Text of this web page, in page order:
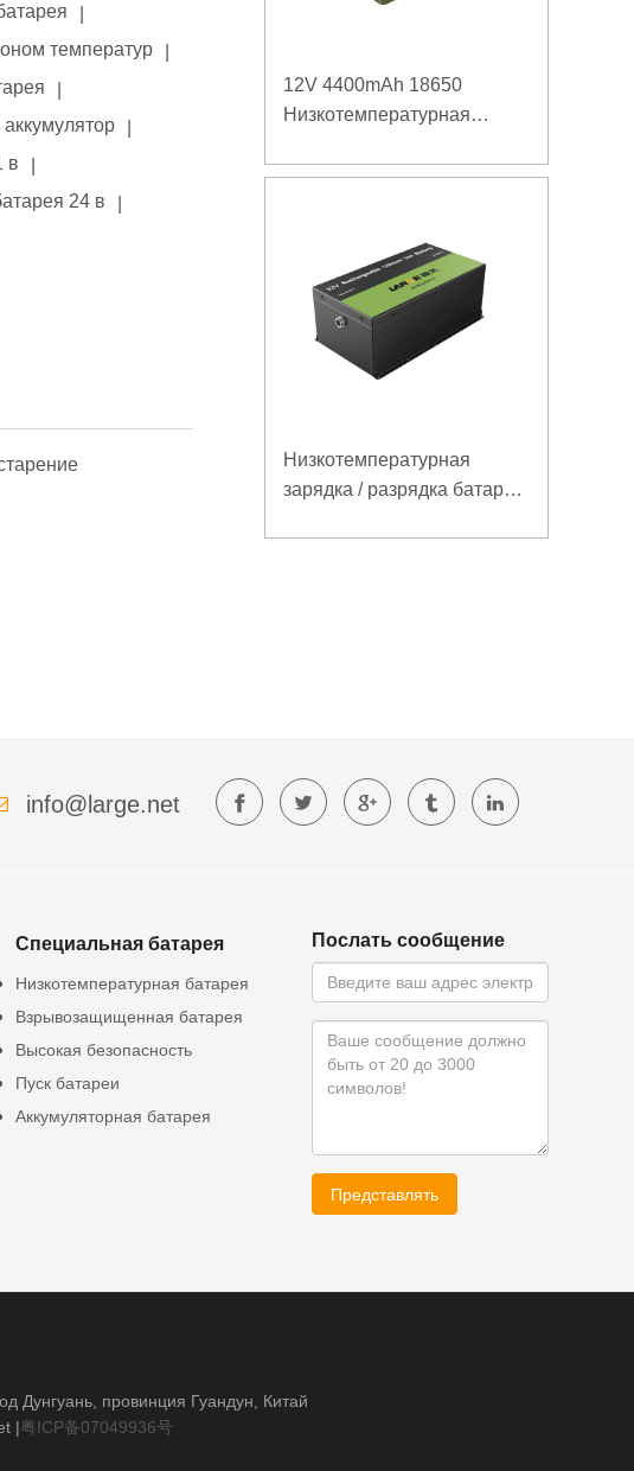
температур
в
24 в
12V 4400mAh 18650
Низкотемпературная
усиленного источника
Низкотемпературная
зарядка / разрядка батареи
info@large.net
Специальная батарея
Низкотемпературная батарея
Взрывозащищенная батарея
Высокая безопасность
Пуск батареи
Аккумуляторная батарея
Послать сообщение
Представлять
Дунгуань, провинция Гуандун, Китай
|粤ICP备07049936号